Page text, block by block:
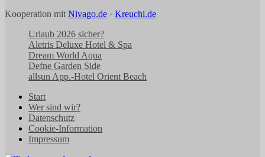
Kooperation mit Nivago.de · Kreuchi.de
Urlaub 2026 sicher?
Aletris Deluxe Hotel & Spa
Dream World Aqua
Defne Garden Side
allsun App.-Hotel Orient Beach
Start
Wer sind wir?
Datenschutz
Cookie-Information
Impressum